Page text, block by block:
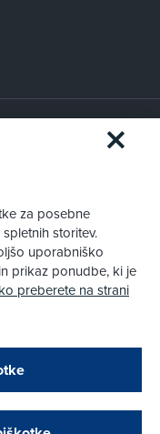
Zapri
ki boste v AMZS
boste prejeli
z dobroimetjem v višini
za posebne
storitev.
uporabniško
prikaz ponudbe, ki je
preberete na strani